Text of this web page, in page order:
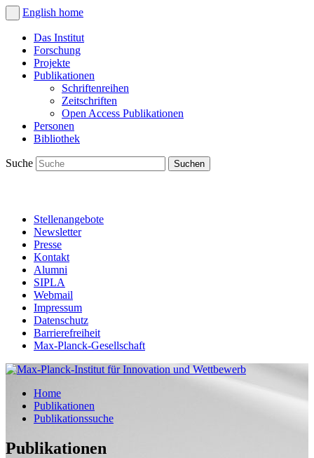
English home
Das Institut
Forschung
Projekte
Publikationen
Schriftenreihen
Zeitschriften
Open Access Publikationen
Personen
Bibliothek
Suche
Stellenangebote
Newsletter
Presse
Kontakt
Alumni
SIPLA
Webmail
Impressum
Datenschutz
Barrierefreiheit
Max-Planck-Gesellschaft
Home
Publikationen
Publikationssuche
Publikationen